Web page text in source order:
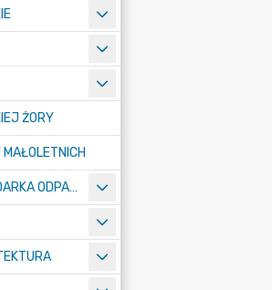
ŻORY
ŚRODOWISKO I GOSPODARKA ODPADAMI